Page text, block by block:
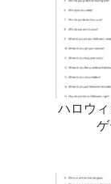
ハロウ